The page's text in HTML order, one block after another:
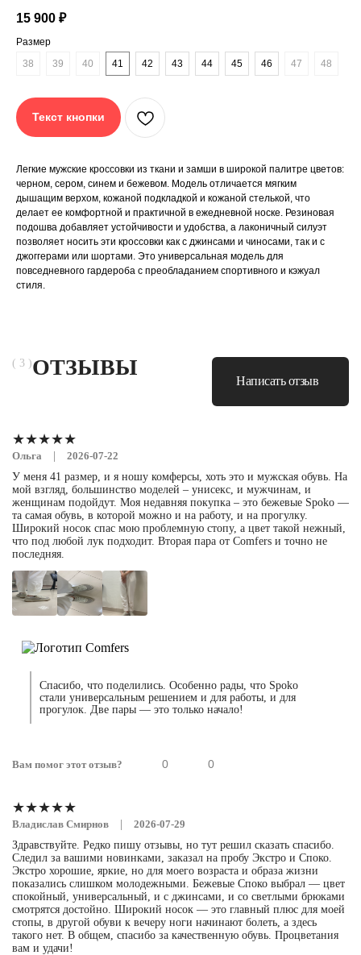
15 900 ₽
Размер
38
39 40 41 42 43 44 45 46 47 48
Текст кнопки
Легкие мужские кроссовки из ткани и замши в широкой палитре цветов:
черном, сером, синем и бежевом. Модель отличается мягким
дышащим верхом, кожаной подкладкой и кожаной стелькой, что
делает ее комфортной и практичной в ежедневной носке. Резиновая
подошва добавляет устойчивости и удобства, а лаконичный силуэт
позволяет носить эти кроссовки как с джинсами и чиносами, так и с
джоггерами или шортами. Это универсальная модель для
повседневного гардероба с преобладанием спортивного и кэжуал
стиля.
( 3 )ОТЗЫВЫ
Написать отзыв
★★★★★
Ольга |
2026-07-22
У меня 41 размер, и я ношу комферсы, хоть это и мужская обувь. На
мой взгляд, большинство моделей – унисекс, и мужчинам, и
женщинам подойдут. Моя недавняя покупка – это бежевые Spoko —
та самая обувь, в которой можно и на работу, и на прогулку.
Широкий носок спас мою проблемную стопу, а цвет такой нежный,
что под любой лук подходит. Вторая пара от Comfers и точно не
последняя.
Спасибо, что поделились. Особенно рады, что Spoko
стали универсальным решением и для работы, и для
прогулок. Две пары — это только начало!
Вам помог этот отзыв? 0 0
★★★★★
Владислав Смирнов |
2026-07-29
Здравствуйте. Редко пишу отзывы, но тут решил сказать спасибо.
Следил за вашими новинками, заказал на пробу Экстро и Споко.
Экстро хорошие, яркие, но для моего возраста и образа жизни
показались слишком молодежными. Бежевые Споко выбрал — цвет
спокойный, универсальный, и с джинсами, и со светлыми брюками
смотрятся достойно. Широкий носок — это главный плюс для моей
стопы, в другой обуви к вечеру ноги начинают болеть, а здесь
такого нет. В общем, спасибо за качественную обувь. Процветания
вам и удачи!
БЛОГ
Пресса о нас
КЛИЕНТАМ
Доставка и оплата
Возврат обуви
Гарантия и уход
Вопросы и ответы
СОТРУДНИЧЕСТВО
Блогерам
Оптовикам
Производителям